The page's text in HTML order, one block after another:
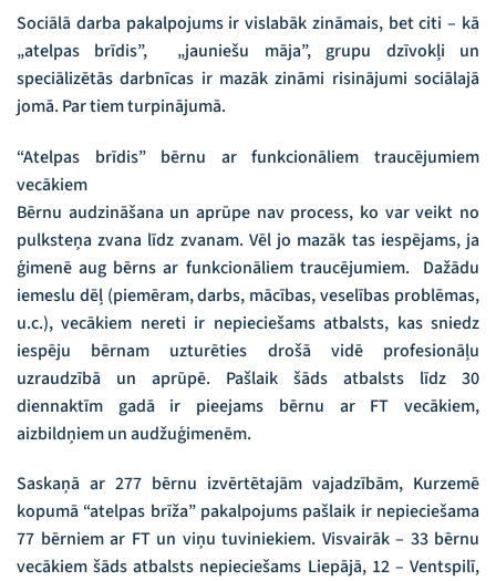
Sociālā darba pakalpojums ir vislabāk zināmais, bet citi – kā
„atelpas brīdis”, „jauniešu māja”, grupu dzīvokļi un
speciālizētās darbnīcas ir mazāk zināmi risinājumi sociālajā
jomā. Par tiem turpinājumā.
“Atelpas brīdis” bērnu ar funkcionāliem traucējumiem
vecākiem
Bērnu audzināšana un aprūpe nav process, ko var veikt no
pulksteņa zvana līdz zvanam. Vēl jo mazāk tas iespējams, ja
ģimenē aug bērns ar funkcionāliem traucējumiem. Dažādu
iemeslu dēļ (piemēram, darbs, mācības, veselības problēmas,
u.c.), vecākiem nereti ir nepieciešams atbalsts, kas sniedz
iespēju bērnam uzturēties drošā vidē profesionāļu
uzraudzībā un aprūpē. Pašlaik šāds atbalsts līdz 30
diennaktīm gadā ir pieejams bērnu ar FT vecākiem,
aizbildņiem un audžuģimenēm.
Saskaņā ar 277 bērnu izvērtētajām vajadzībām, Kurzemē
kopumā “atelpas brīža” pakalpojums pašlaik ir nepieciešama
77 bērniem ar FT un viņu tuviniekiem. Visvairāk – 33 bērnu
vecākiem šāds atbalsts nepieciešams Liepājā, 12 – Ventspilī,